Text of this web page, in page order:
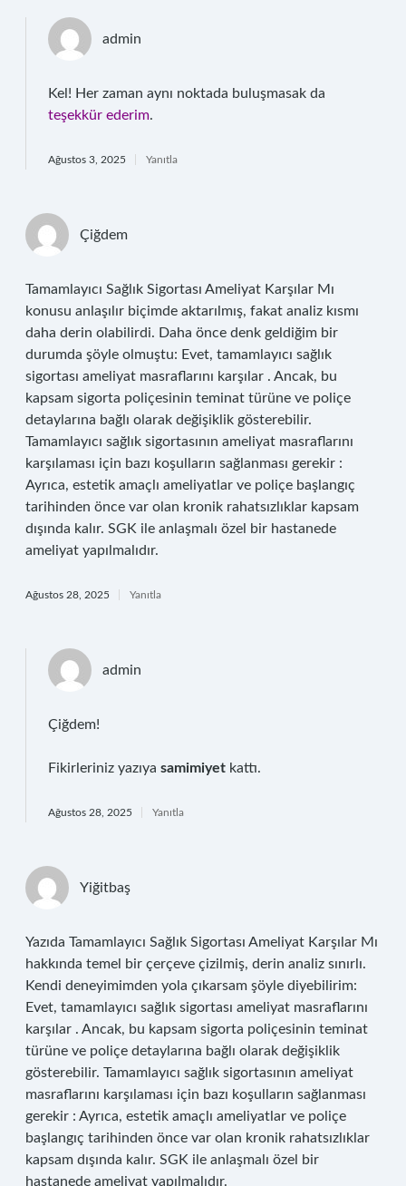
admin
Kel! Her zaman aynı noktada buluşmasak da
teşekkür ederim.
Ağustos 3, 2025 Yanıtla
Çiğdem
Tamamlayıcı Sağlık Sigortası Ameliyat Karşılar Mı
konusu anlaşılır biçimde aktarılmış, fakat analiz kısmı
daha derin olabilirdi. Daha önce denk geldiğim bir
durumda şöyle olmuştu: Evet, tamamlayıcı sağlık
sigortası ameliyat masraflarını karşılar . Ancak, bu
kapsam sigorta poliçesinin teminat türüne ve poliçe
detaylarına bağlı olarak değişiklik gösterebilir.
Tamamlayıcı sağlık sigortasının ameliyat masraflarını
karşılaması için bazı koşulların sağlanması gerekir :
Ayrıca, estetik amaçlı ameliyatlar ve poliçe başlangıç
tarihinden önce var olan kronik rahatsızlıklar kapsam
dışında kalır. SGK ile anlaşmalı özel bir hastanede
ameliyat yapılmalıdır.
Ağustos 28, 2025 Yanıtla
admin
Çiğdem!
Fikirleriniz yazıya samimiyet kattı.
Ağustos 28, 2025 Yanıtla
Yiğitbaş
Yazıda Tamamlayıcı Sağlık Sigortası Ameliyat Karşılar Mı
hakkında temel bir çerçeve çizilmiş, derin analiz sınırlı.
Kendi deneyimimden yola çıkarsam şöyle diyebilirim:
Evet, tamamlayıcı sağlık sigortası ameliyat masraflarını
karşılar . Ancak, bu kapsam sigorta poliçesinin teminat
türüne ve poliçe detaylarına bağlı olarak değişiklik
gösterebilir. Tamamlayıcı sağlık sigortasının ameliyat
masraflarını karşılaması için bazı koşulların sağlanması
gerekir : Ayrıca, estetik amaçlı ameliyatlar ve poliçe
başlangıç tarihinden önce var olan kronik rahatsızlıklar
kapsam dışında kalır. SGK ile anlaşmalı özel bir
hastanede ameliyat yapılmalıdır.